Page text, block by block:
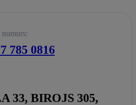
785 0816
33, BIROJS 305,